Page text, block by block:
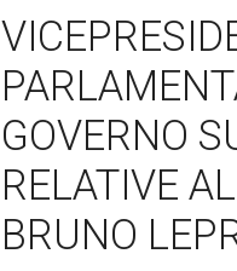
GOVERNO
RELATIVE
BRUNO